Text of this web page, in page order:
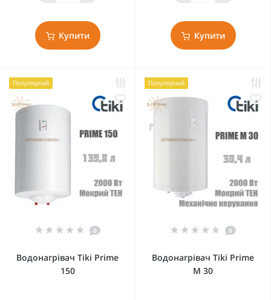
Купити Купити
Популярний
0
Водонагрівач Tiki Prime
150
Популярний
0
Водонагрівач Tiki Prime
M 30